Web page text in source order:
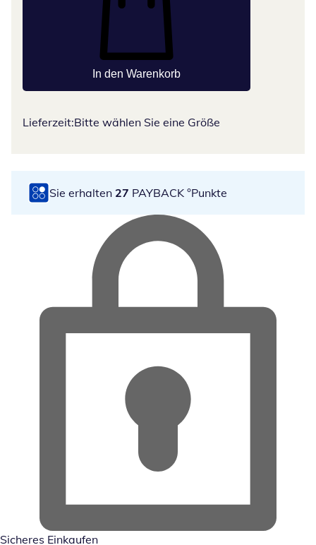
In den Warenkorb
Lieferzeit:Bitte wählen Sie eine Größe
Sie erhalten 27 PAYBACK °Punkte
Sicheres Einkaufen